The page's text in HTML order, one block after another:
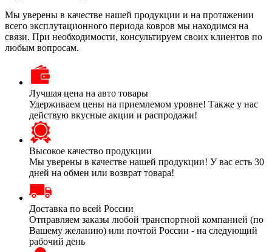
Мы уверены в качестве нашей продукции и на протяжении
всего эксплутационного периода ковров мы находимся на
связи. При необходимости, консультируем своих клиентов по
любым вопросам.
Лучшая цена на авто товары
Удерживаем цены на приемлемом уровне! Также у нас
действую вкусные акции и распродажи!
Высокое качество продукции
Мы уверены в качестве нашей продукции! У вас есть 30
дней на обмен или возврат товара!
Доставка по всей России
Отправляем заказы любой транспортной компанией (по
Вашему желанию) или почтой России - на следующий
рабочий день